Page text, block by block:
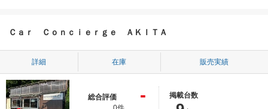
Ｃａｒ Ｃｏｎｃｉｅｒｇｅ ＡＫＩＴＡ
詳細 在庫 販売実績
総合評価 - 掲載台数